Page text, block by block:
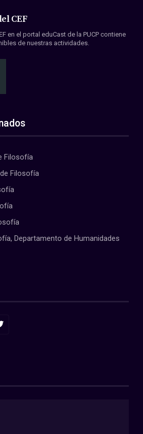
CEF
en el portal eduCast de la PUCP contiene
de nuestras actividades.
Filosofía
Filosofía
Departamento de Humanidades